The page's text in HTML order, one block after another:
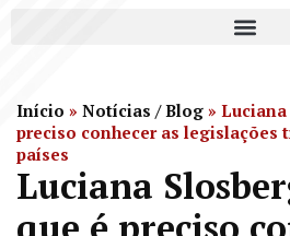
Início » Notícias / Blog » Luciana
preciso conhecer as legislações
países
Luciana